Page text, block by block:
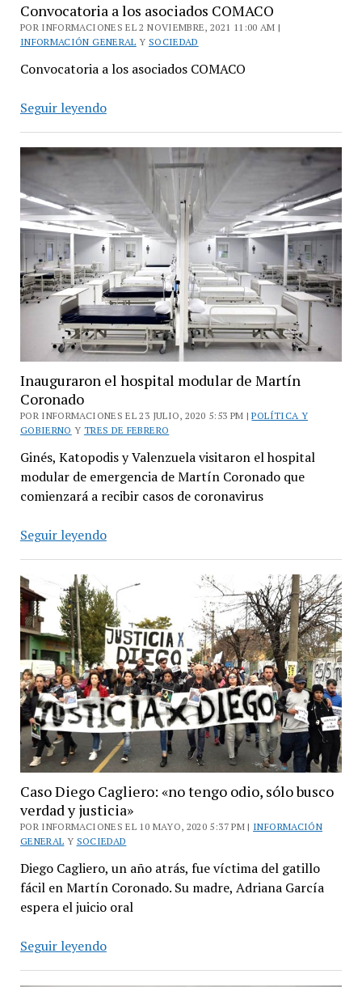
Convocatoria a los asociados COMACO
POR INFORMACIONES EL 2 NOVIEMBRE, 2021 11:00 AM |
INFORMACIÓN GENERAL Y SOCIEDAD
Convocatoria a los asociados COMACO
Seguir leyendoConvocatoria
los
asociados
COMACO
Inauguraron el hospital modular de Martín
Coronado
POR INFORMACIONES EL 23 JULIO, 2020 5:53 PM |POLÍTICA Y
GOBIERNO Y TRES DE FEBRERO
Ginés, Katopodis y Valenzuela visitaron el hospital
modular de emergencia de Martín Coronado que
comienzará a recibir casos de coronavirus
Seguir leyendoInauguraron
modular
de
Martín
Coronado
Caso Diego Cagliero: «no tengo odio, sólo busco
verdad y justicia»
POR INFORMACIONES EL 10 MAYO, 2020 5:37 PM | INFORMACIÓN
GENERAL Y SOCIEDAD
Diego Cagliero, un año atrás, fue víctima del gatillo
fácil en Martín Coronado. Su madre, Adriana García
espera el juicio oral
Seguir leyendoCaso